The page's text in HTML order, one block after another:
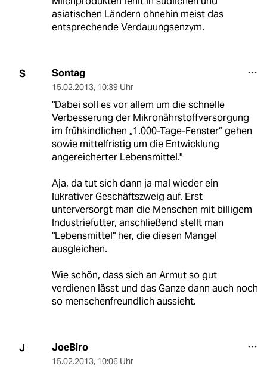
asiatischen Ländern ohnehin meist das
entsprechende Verdauungsenzym.
S Sontag
15.02.2013, 10:39 Uhr
"Dabei soll es vor allem um die schnelle
Verbesserung der Mikronährstoffversorgung
im frühkindlichen „1.000-Tage-Fenster“ gehen
sowie mittelfristig um die Entwicklung
angereicherter Lebensmittel."
Aja, da tut sich dann ja mal wieder ein
lukrativer Geschäftszweig auf. Erst
unterversorgt man die Menschen mit billigem
Industriefutter, anschließend stellt man
"Lebensmittel" her, die diesen Mangel
ausgleichen.
Wie schön, dass sich an Armut so gut
verdienen lässt und das Ganze dann auch noch
so menschenfreundlich aussieht.
J JoeBiro
15.02.2013, 10:06 Uhr